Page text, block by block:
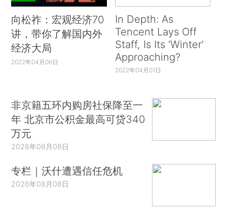
向松祚：宏观经济70
讲，带你了解国内外
经济大局
2022年04月06日
In Depth: As
Tencent Lays Off
Staff, Is Its ‘Winter’
Approaching?
2022年04月01日
非京籍五环内购房社保降至一
年 北京市公积金最高可贷340
万元
2026年08月08日
专栏｜沃什遭遇信任危机
2026年08月08日